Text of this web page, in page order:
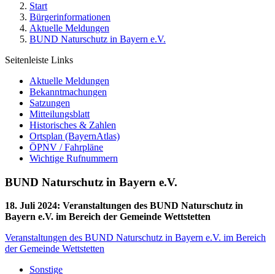
Start
Bürgerinformationen
Aktuelle Meldungen
BUND Naturschutz in Bayern e.V.
Seitenleiste Links
Aktuelle Meldungen
Bekanntmachungen
Satzungen
Mitteilungsblatt
Historisches & Zahlen
Ortsplan (BayernAtlas)
ÖPNV / Fahrpläne
Wichtige Rufnummern
BUND Naturschutz in Bayern e.V.
18. Juli 2024: Veranstaltungen des BUND Naturschutz in
Bayern e.V. im Bereich der Gemeinde Wettstetten
Veranstaltungen des BUND Naturschutz in Bayern e.V. im Bereich
der Gemeinde Wettstetten
Sonstige